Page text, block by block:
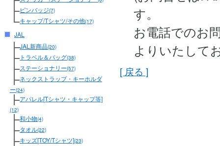
ピンバッジ(7)
キャップ/Tシャツ/その他(17)
JAL
JAL新商品(20)
トラベル＆バッグ(38)
ステーショナリー(57)
ネックストラップ・キーホルダ
ー(24)
アパレル[Tシャツ・キャップ等]
(12)
和小物(4)
タオル(22)
キッズ[TOY/Tシャツ](23)
す。
お電話でのお
よりいたして
[ 戻る ]